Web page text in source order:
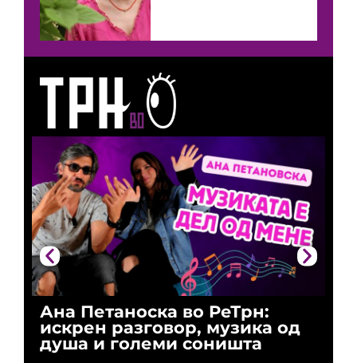
Ана Петаноска во РеТрн:
искрен разговор, музика од
душа и големи соништа